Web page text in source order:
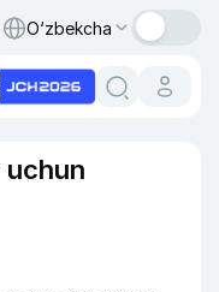
O‘zbekcha
uchun